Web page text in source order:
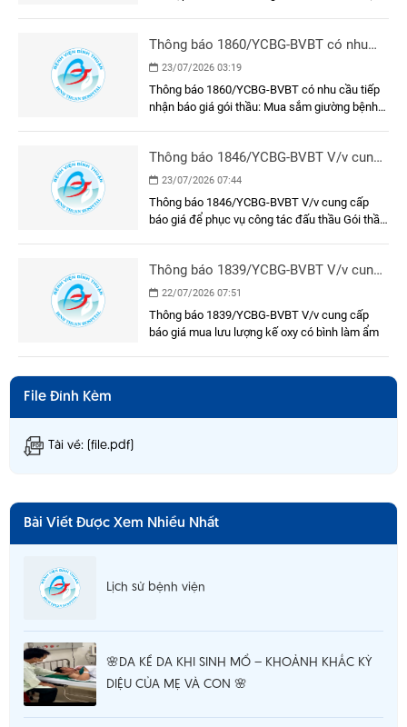
Thông báo 1860/YCBG-BVBT có nhu
cầu tiếp nhận báo giá gói thầu: Mua
sắm giường bệnh nhân cho khoa Nội A
23/07/2026 03:19
Thông báo 1860/YCBG-BVBT có nhu cầu tiếp
nhận báo giá gói thầu: Mua sắm giường bệnh
Thông báo 1846/YCBG-BVBT V/v cung
cấp báo giá để phục vụ công tác đấu
thầu Gói thầu: Mua sắm sinh phẩm
Test nhanh phát hiện virus bề mặt viêm
23/07/2026 07:44
Thông báo 1846/YCBG-BVBT V/v cung cấp
báo giá để phục vụ công tác đấu thầu Gói thầu:
Thông báo 1839/YCBG-BVBT V/v cung
cấp báo giá mua lưu lượng kế oxy có
bình làm ẩm
22/07/2026 07:51
Thông báo 1839/YCBG-BVBT V/v cung cấp
báo giá mua lưu lượng kế oxy có bình làm ẩm
File Đính Kèm
Tải về: (file.pdf)
Bài Viết Được Xem Nhiều Nhất
Lịch sử bệnh viện
🌸DA KỀ DA KHI SINH MỔ – KHOẢNH KHẮC KỲ
DIỆU CỦA MẸ VÀ CON 🌸